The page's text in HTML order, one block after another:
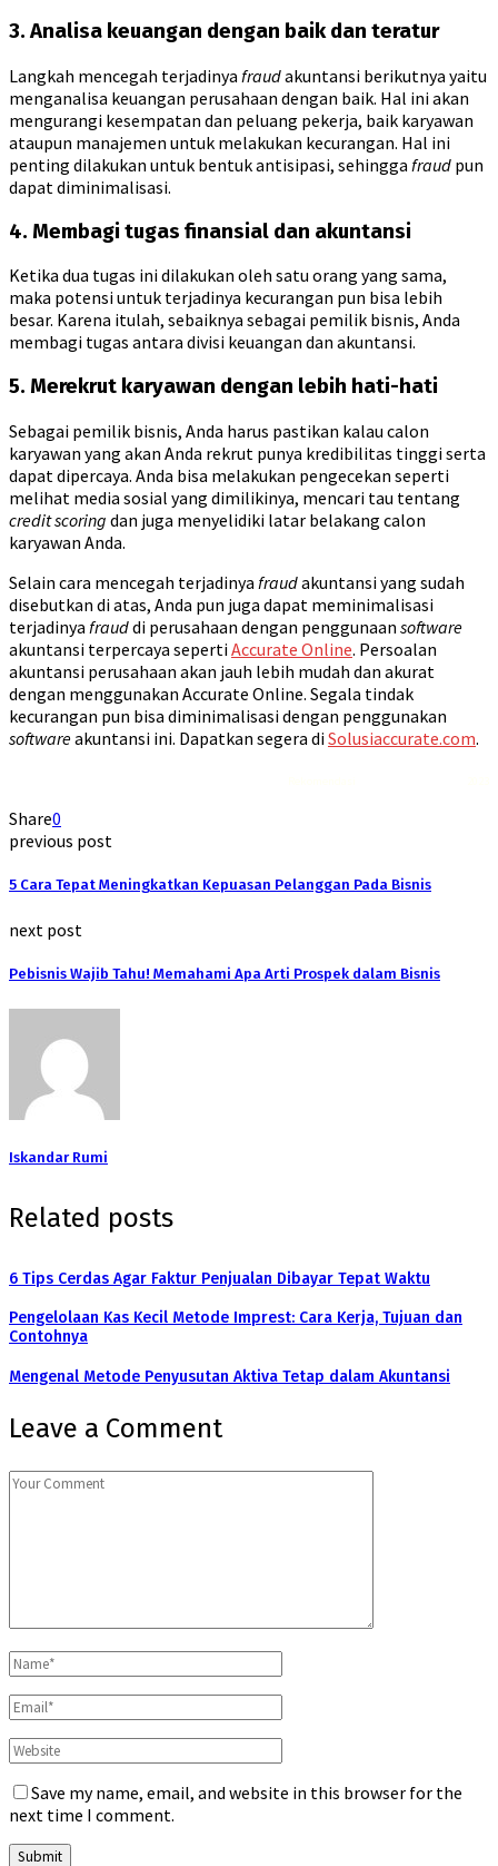
3. Analisa keuangan dengan baik dan teratur
Langkah mencegah terjadinya fraudakuntansi berikutnya yaitu
menganalisa keuangan perusahaan dengan baik. Hal ini akan
mengurangi kesempatan dan peluang pekerja, baik karyawan
ataupun manajemen untuk melakukan kecurangan. Hal ini
penting dilakukan untuk bentuk antisipasi, sehingga fraud pun
dapat diminimalisasi.
4. Membagi tugas finansial dan akuntansi
Ketika dua tugas ini dilakukan oleh satu orang yang sama,
maka potensi untuk terjadinya kecurangan pun bisa lebih
besar. Karena itulah, sebaiknya sebagai pemilik bisnis, Anda
membagi tugas antara divisi keuangan dan akuntansi.
5. Merekrut karyawan dengan lebih hati-hati
Sebagai pemilik bisnis, Anda harus pastikan kalau calon
karyawan yang akan Anda rekrut punya kredibilitas tinggi serta
dapat dipercaya. Anda bisa melakukan pengecekan seperti
melihat media sosial yang dimilikinya, mencari tau tentang
credit scoring dan juga menyelidiki latar belakang calon
karyawan Anda.
Selain cara mencegah terjadinya fraudakuntansi yang sudah
disebutkan di atas, Anda pun juga dapat meminimalisasi
terjadinya frauddi perusahaan dengan penggunaan software
akuntansi terpercaya sepertiAccurate Online. Persoalan
akuntansi perusahaan akan jauh lebih mudah dan akurat
dengan menggunakan Accurate Online. Segala tindak
kecurangan pun bisa diminimalisasi dengan penggunakan
softwareakuntansi ini. Dapatkan segera diSolusiaccurate.com.
Share0
previous post
5 Cara Tepat Meningkatkan Kepuasan Pelanggan Pada Bisnis
next post
Pebisnis Wajib Tahu! Memahami Apa Arti Prospek dalam Bisnis
Iskandar Rumi
Related posts
6 Tips Cerdas Agar Faktur Penjualan Dibayar Tepat Waktu
Pengelolaan Kas Kecil Metode Imprest: Cara Kerja, Tujuan dan
Contohnya
Mengenal Metode Penyusutan Aktiva Tetap dalam Akuntansi
Leave a Comment
Save my name, email, and website in this browser for the
next time I comment.